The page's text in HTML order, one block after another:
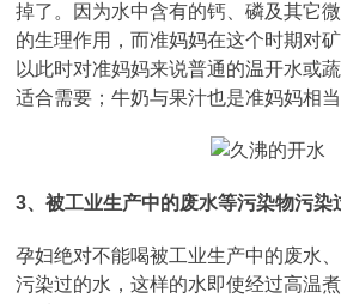
掉了。因为水中含有的钙、磷及其它
的生理作用，而准妈妈在这个时期对
以此时对准妈妈来说普通的温开水或
适合需要；牛奶与果汁也是准妈妈相当
3、被工业生产中的废水等污染物污染
孕妇绝对不能喝被工业生产中的废水
污染过的水，这样的水即使经过高温